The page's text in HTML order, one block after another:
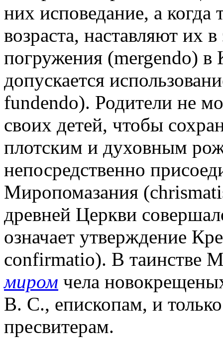
них исповедание, а когда
возраста, наставляют их
погружения (mergendo)
допускается
fundendo). Родители не
своих детей, чтобы
плотским и духовным
непосредственно
Миропомазания
древней Церкви
означает утверждение
confirmatio). В таинстве
миром чела
В. С., епископам, и
пресвитерам.